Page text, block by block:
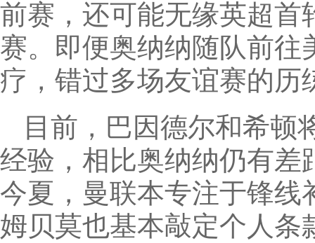
前赛，还可能无缘英超首
赛。即便奥纳纳随队前往
疗，错过多场友谊赛的历
目前，巴因德尔和希顿
经验，相比奥纳纳仍有差
今夏，曼联本专注于锋
姆贝莫也基本敲定个人